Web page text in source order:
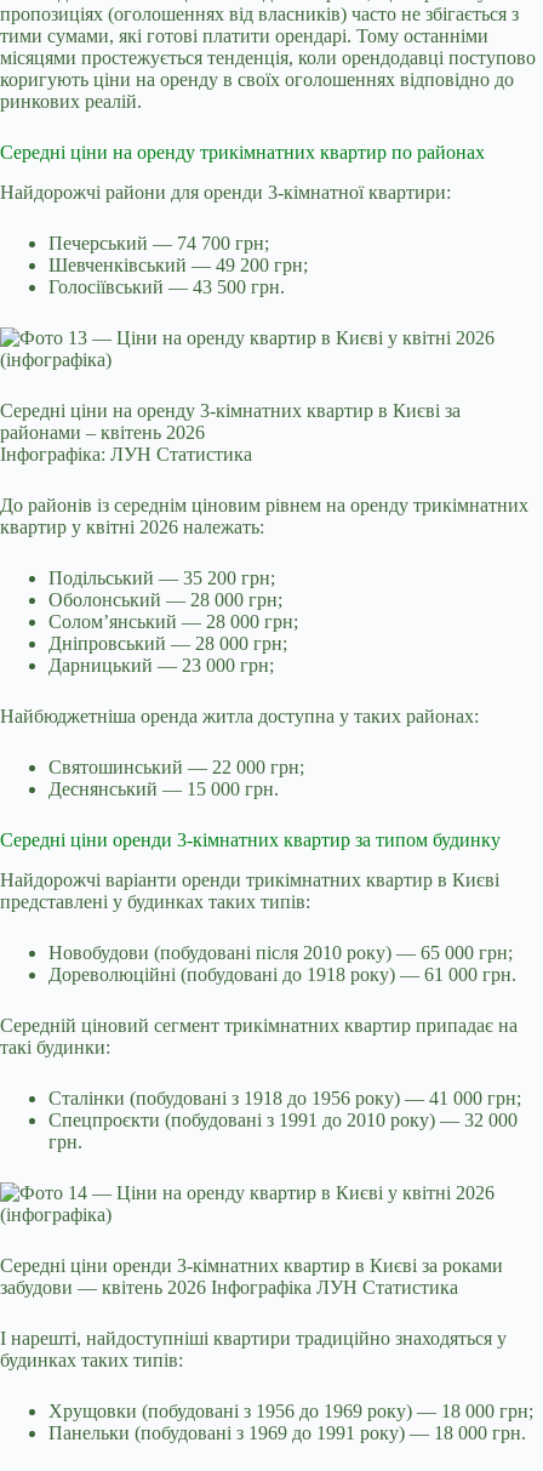
пропозиціях (оголошеннях від власників) часто не збігається з
тими сумами, які готові платити орендарі. Тому останніми
місяцями простежується тенденція, коли орендодавці поступово
коригують ціни на оренду в своїх оголошеннях відповідно до
ринкових реалій.
Середні ціни на оренду трикімнатних квартир по районах
Найдорожчі райони для оренди 3-кімнатної квартири:
Печерський — 74 700 грн;
Шевченківський — 49 200 грн;
Голосіївський — 43 500 грн.
Середні ціни на оренду 3-кімнатних квартир в Києві за
районами – квітень 2026
Інфографіка: ЛУН Статистика
До районів із середнім ціновим рівнем на оренду трикімнатних
квартир у квітні 2026 належать:
Подільський — 35 200 грн;
Оболонський — 28 000 грн;
Солом’янський — 28 000 грн;
Дніпровський — 28 000 грн;
Дарницький — 23 000 грн;
Найбюджетніша оренда житла доступна у таких районах:
Святошинський — 22 000 грн;
Деснянський — 15 000 грн.
Середні ціни оренди 3-кімнатних квартир за типом будинку
Найдорожчі варіанти оренди трикімнатних квартир в Києві
представлені у будинках таких типів:
Новобудови (побудовані після 2010 року) — 65 000 грн;
Дореволюційні (побудовані до 1918 року) — 61 000 грн.
Середній ціновий сегмент трикімнатних квартир припадає на
такі будинки:
Сталінки (побудовані з 1918 до 1956 року) — 41 000 грн;
Спецпроєкти (побудовані з 1991 до 2010 року) — 32 000
грн.
Середні ціни оренди 3-кімнатних квартир в Києві за роками
забудови — квітень 2026 Інфографіка ЛУН Статистика
І нарешті, найдоступніші квартири традиційно знаходяться у
будинках таких типів:
Хрущовки (побудовані з 1956 до 1969 року) — 18 000 грн;
Панельки (побудовані з 1969 до 1991 року) — 18 000 грн.